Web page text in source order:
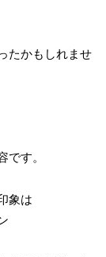
たかもしれませ
す。
象は